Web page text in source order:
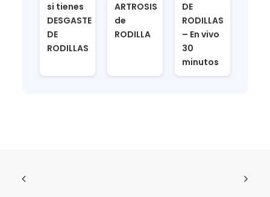
si tienes
DESGASTE
DE
RODILLAS
ARTROSIS
de
RODILLA
DE
RODILLAS
– En vivo
30
minutos